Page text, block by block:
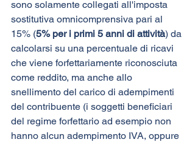
sono solamente collegati all'imposta
sostitutiva omnicomprensiva pari al
15% (5% per i primi 5 anni di attività) da
calcolarsi su una percentuale di ricavi
che viene forfettariamente riconosciuta
come reddito, ma anche allo
snellimento del carico di adempimenti
del contribuente (i soggetti beneficiari
del regime forfettario ad esempio non
hanno alcun adempimento IVA, oppure